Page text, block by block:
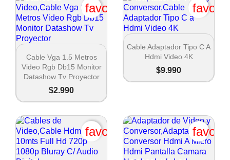
 Vista rápida
Cable Vga 1.5 Metros
Video Rgb Db15 Monitor
Datashow Tv Proyector
$2.990
favorite_border
 Vista rápida
Cable Adaptador Tipo C A
Hdmi Video 4K
$9.990
favorite_border